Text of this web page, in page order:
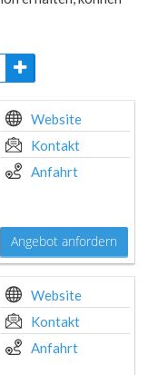
Website
Kontakt
Anfahrt
Angebot anfordern
Website
Kontakt
Anfahrt